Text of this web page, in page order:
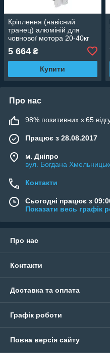
Кріплення (навісний
транец) алюміній для
човнової мотора 20-40кг
пластина пластик 3501003
5 664 ₴
Купити
Про нас
98% позитивних з 65
Працює з 28.08.2017
м. Дніпро
вул. Богдана
Контакти
Сьогодні працює з
Показати весь графік
Про нас
Контакти
Доставка та оплата
Графік роботи
Повна версія сайту